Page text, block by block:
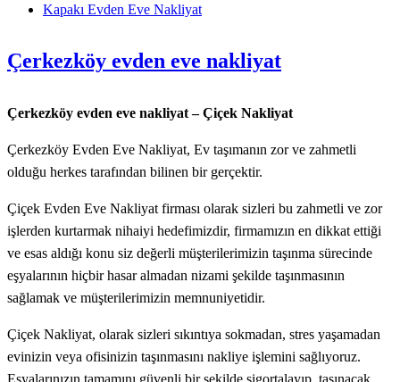
Kapakı Evden Eve Nakliyat
Çerkezköy evden eve nakliyat
Çerkezköy evden eve nakliyat – Çiçek Nakliyat
Çerkezköy Evden Eve Nakliyat, Ev taşımanın zor ve zahmetli
olduğu herkes tarafından bilinen bir gerçektir.
Çiçek Evden Eve Nakliyat firması olarak sizleri bu zahmetli ve zor
işlerden kurtarmak nihaiyi hedefimizdir, firmamızın en dikkat ettiği
ve esas aldığı konu siz değerli müşterilerimizin taşınma sürecinde
eşyalarının hiçbir hasar almadan nizami şekilde taşınmasının
sağlamak ve müşterilerimizin memnuniyetidir.
Çiçek Nakliyat, olarak sizleri sıkıntıya sokmadan, stres yaşamadan
evinizin veya ofisinizin taşınmasını nakliye işlemini sağlıyoruz.